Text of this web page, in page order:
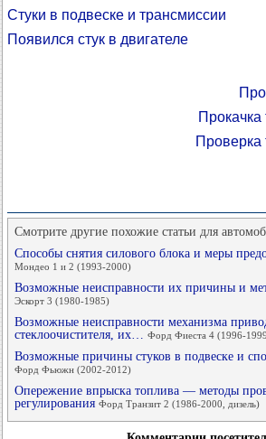
Стуки в подвеске и трансмиссии
Появился стук в двигателе
Проверка
Смотрите другие похожие статьи для
Способы снятия силового блока и меры
Мондео 1 и 2 (1993-2000)
Возможные неисправности их причины и
Эскорт 3 (1980-1985)
Возможные неисправности механизма
стеклоочистителя, их… Форд Фиеста 4 (1996-
Возможные причины стуков в подвеске и
Форд Фьюжн (2002-2012)
Опережение впрыска топлива — методы
регулирования Форд Транзит 2 (1986-2000, дизель)